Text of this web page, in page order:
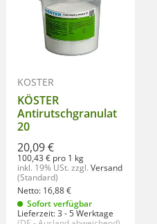
KÖSTER
KÖSTER
Antirutschgranulat
20
20,09 €
100,43 € pro 1 kg
inkl. 19% USt. zzgl. Versand
(Standard)
Netto: 16,88€
Sofort verfügbar
Lieferzeit:3 - 5 Werktage